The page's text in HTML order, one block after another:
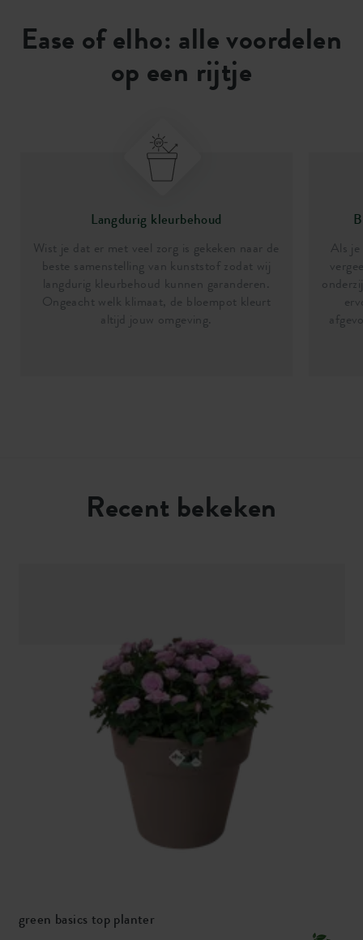
Ease of elho: alle voordelen
op een rijtje
Langdurig kleurbehoud
Wist je dat er met veel zorg is gekeken naar de
beste samenstelling van kunststof zodat wij
langdurig kleurbehoud kunnen garanderen.
Ongeacht welk klimaat, de bloempot kleurt
altijd jouw omgeving.
Als
Recent bekeken
green basics top planter